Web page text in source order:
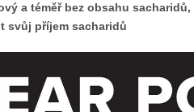
a téměř bez obsahu
svůj příjem sacharidů